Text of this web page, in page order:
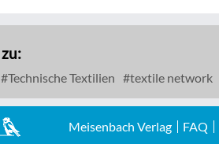
Technische Textilien textile network
Meisenbach Verlag FAQ